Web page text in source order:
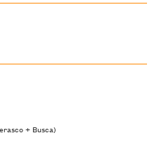
+ Busca)